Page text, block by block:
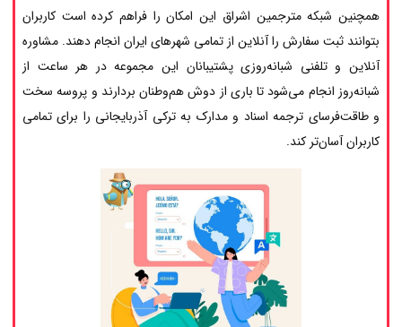
همچنین شبکه مترجمین اشراق این امکان را فراهم کرده است کاربران
بتوانند ثبت سفارش را آنلاین از تمامی شهرهای ایران انجام دهند. مشاوره
آنلاین و تلفنی شبانه‌روزی پشتیبانان این مجموعه در هر ساعت از
شبانه‌روز انجام می‌شود تا باری از دوش هم‌وطنان بردارند و پروسه سخت
و طاقت‌فرسای ترجمه اسناد و مدارک به ترکی آذربایجانی را برای تمامی
کاربران آسان‌تر کند.